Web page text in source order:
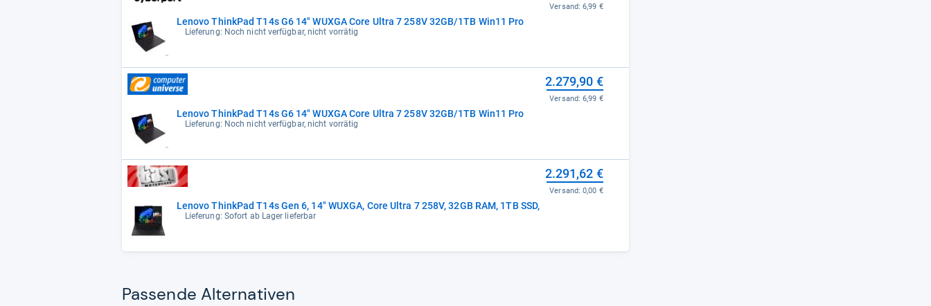
Lenovo ThinkPad T14s G6 14" WUXGA Core Ultra 7 258V 32GB/1TB Win11 Pro
Lieferung: Noch nicht verfügbar, nicht vorrätig
Versand:6,99 €
Lenovo ThinkPad T14s G6 14" WUXGA Core Ultra 7 258V 32GB/1TB Win11 Pro
Lieferung: Noch nicht verfügbar, nicht vorrätig
2.279,90 €
Versand:6,99 €
Lenovo ThinkPad T14s Gen 6, 14" WUXGA, Core Ultra 7 258V, 32GB RAM, 1TB SSD,
Lieferung: Sofort ab Lager lieferbar
2.291,62 €
Versand:0,00 €
Pas­sende Alter­na­ti­ven